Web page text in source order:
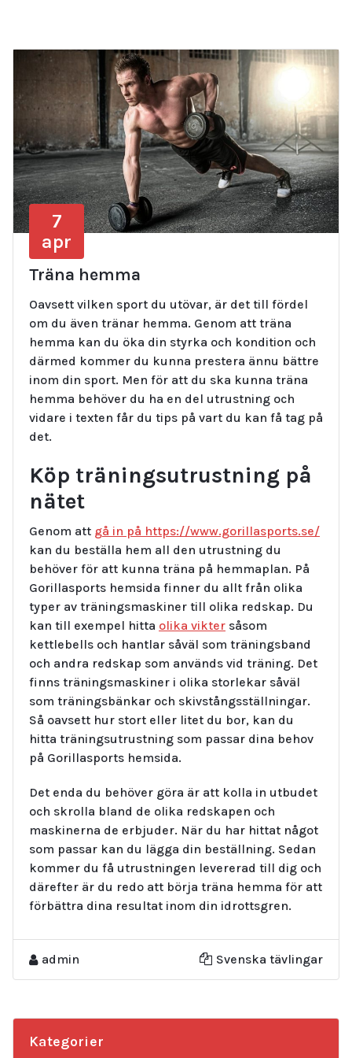
7
apr
Träna hemma
Oavsett vilken sport du utövar, är det till fördel
om du även tränar hemma. Genom att träna
hemma kan du öka din styrka och kondition och
därmed kommer du kunna prestera ännu bättre
inom din sport. Men för att du ska kunna träna
hemma behöver du ha en del utrustning och
vidare i texten får du tips på vart du kan få tag på
det.
Köp träningsutrustning på
nätet
Genom att gå in på https://www.gorillasports.se/
kan du beställa hem all den utrustning du
behöver för att kunna träna på hemmaplan. På
Gorillasports hemsida finner du allt från olika
typer av träningsmaskiner till olika redskap. Du
kan till exempel hitta olika vikter såsom
kettlebells och hantlar såväl som träningsband
och andra redskap som används vid träning. Det
finns träningsmaskiner i olika storlekar såväl
som träningsbänkar och skivstångsställningar.
Så oavsett hur stort eller litet du bor, kan du
hitta träningsutrustning som passar dina behov
på Gorillasports hemsida.
Det enda du behöver göra är att kolla in utbudet
och skrolla bland de olika redskapen och
maskinerna de erbjuder. När du har hittat något
som passar kan du lägga din beställning. Sedan
kommer du få utrustningen levererad till dig och
därefter är du redo att börja träna hemma för att
förbättra dina resultat inom din idrottsgren.
admin Svenska tävlingar
Kategorier